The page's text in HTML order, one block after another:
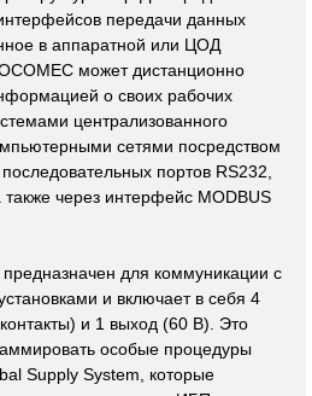
передачи данных
в аппаратной или ЦОД
может дистанционно
о своих рабочих
централизованного
сетями посредством
последовательных портов RS232,
через интерфейс MODBUS
для коммуникации с
и включает в себя 4
и 1 выход (60 В). Это
особые процедуры
Supply System, которые